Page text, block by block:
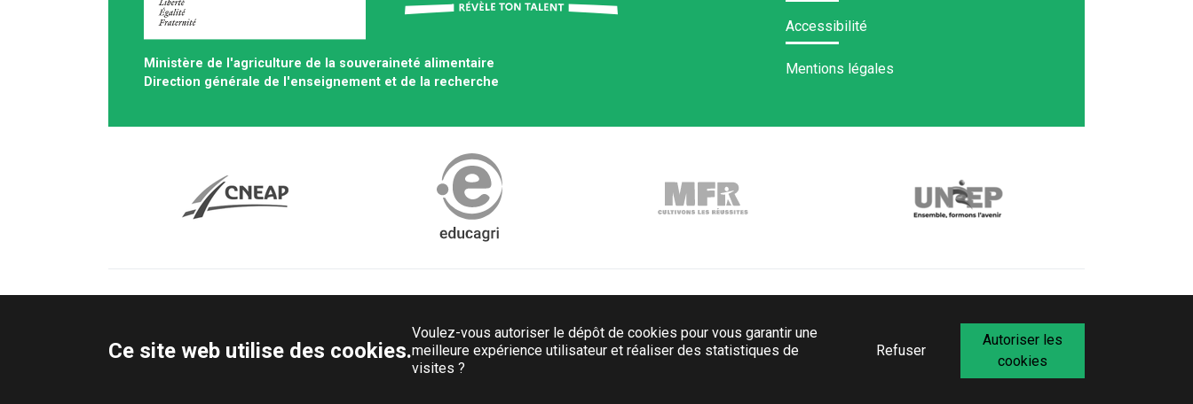
Ministère de l'agriculture de la souveraineté alimentaire
Direction générale de l'enseignement et de la recherche
Accessibilité
Mentions légales
Ce site web utilise des cookies.
Voulez-vous autoriser le dépôt de cookies pour vous garantir une
meilleure expérience utilisateur et réaliser des statistiques de
visites ?
Refuser
Autoriser les
cookies